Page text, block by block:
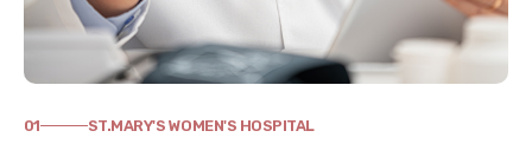
01 ST.MARY'S WOMEN'S HOSPITAL